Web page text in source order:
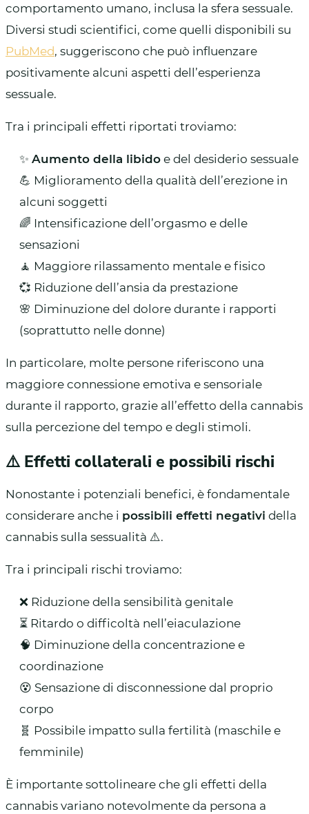
comportamento umano, inclusa la sfera sessuale.
Diversi studi scientifici, come quelli disponibili su
PubMed, suggeriscono che può influenzare
positivamente alcuni aspetti dell’esperienza
sessuale.
Tra i principali effetti riportati troviamo:
✨ Aumento della libido e del desiderio sessuale
💪 Miglioramento della qualità dell’erezione in
alcuni soggetti
🌈 Intensificazione dell’orgasmo e delle
sensazioni
🧘 Maggiore rilassamento mentale e fisico
💞 Riduzione dell’ansia da prestazione
🌸 Diminuzione del dolore durante i rapporti
(soprattutto nelle donne)
In particolare, molte persone riferiscono una
maggiore connessione emotiva e sensoriale
durante il rapporto, grazie all’effetto della cannabis
sulla percezione del tempo e degli stimoli.
⚠️ Effetti collaterali e possibili rischi
Nonostante i potenziali benefici, è fondamentale
considerare anche i possibili effetti negativi della
cannabis sulla sessualità ⚠️.
Tra i principali rischi troviamo:
❌ Riduzione della sensibilità genitale
⏳ Ritardo o difficoltà nell’eiaculazione
🧠 Diminuzione della concentrazione e
coordinazione
😵 Sensazione di disconnessione dal proprio
corpo
🧬 Possibile impatto sulla fertilità (maschile e
femminile)
È importante sottolineare che gli effetti della
cannabis variano notevolmente da persona a